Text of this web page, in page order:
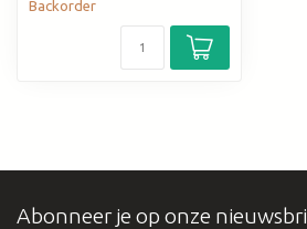
Backorder
Abonneer je op onze